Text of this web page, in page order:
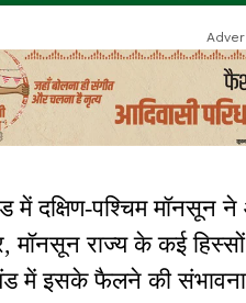
में दक्षिण-पश्चिम मॉनसून
मॉनसून राज्य के कई
में इसके फैलने की